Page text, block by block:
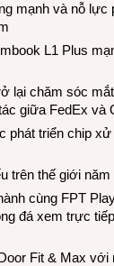
mạnh và nỗ lực
L1 Plus
lại chăm sóc
giữa FedEx và
phát triển chip
trên thế giới năm
cùng FPT
đá xem trực
Fit & Max với